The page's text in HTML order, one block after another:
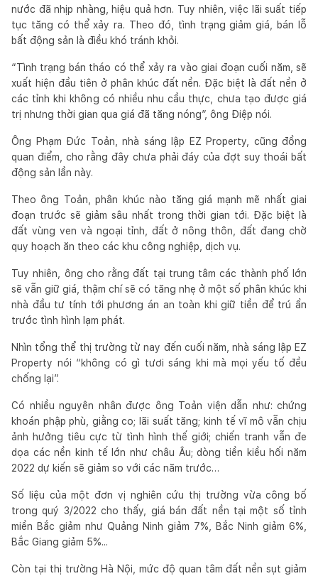
nước đã nhịp nhàng, hiệu quả hơn. Tuy nhiên, việc lãi suất tiếp
tục tăng có thể xảy ra. Theo đó, tình trạng giảm giá, bán lỗ
bất động sản là điều khó tránh khỏi.
“Tình trạng bán tháo có thể xảy ra vào giai đoạn cuối năm, sẽ
xuất hiện đầu tiên ở phân khúc đất nền. Đặc biệt là đất nền ở
các tỉnh khi không có nhiều nhu cầu thực, chưa tạo được giá
trị nhưng thời gian qua giá đã tăng nóng”, ông Điệp nói.
Ông Phạm Đức Toản, nhà sáng lập EZ Property, cũng đồng
quan điểm, cho rằng đây chưa phải đáy của đợt suy thoái bất
động sản lần này.
Theo ông Toản, phân khúc nào tăng giá mạnh mẽ nhất giai
đoạn trước sẽ giảm sâu nhất trong thời gian tới. Đặc biệt là
đất vùng ven và ngoại tỉnh, đất ở nông thôn, đất đang chờ
quy hoạch ăn theo các khu công nghiệp, dịch vụ.
Tuy nhiên, ông cho rằng đất tại trung tâm các thành phố lớn
sẽ vẫn giữ giá, thậm chí sẽ có tăng nhẹ ở một số phân khúc khi
nhà đầu tư tính tới phương án an toàn khi giữ tiền để trú ẩn
trước tình hình lạm phát.
Nhìn tổng thể thị trường từ nay đến cuối năm, nhà sáng lập EZ
Property nói “không có gì tươi sáng khi mà mọi yếu tố đều
chống lại”.
Có nhiều nguyên nhân được ông Toản viện dẫn như: chứng
khoán phập phù, giằng co; lãi suất tăng; kinh tế vĩ mô vẫn chịu
ảnh hưởng tiêu cực từ tình hình thế giới; chiến tranh vẫn đe
dọa các nền kinh tế lớn như châu Âu; dòng tiền kiều hối năm
2022 dự kiến sẽ giảm so với các năm trước…
Số liệu của một đơn vị nghiên cứu thị trường vừa công bố
trong quý 3/2022 cho thấy, giá bán đất nền tại một số tỉnh
miền Bắc giảm như Quảng Ninh giảm 7%, Bắc Ninh giảm 6%,
Bắc Giang giảm 5%...
Còn tại thị trường Hà Nội, mức độ quan tâm đất nền sụt giảm